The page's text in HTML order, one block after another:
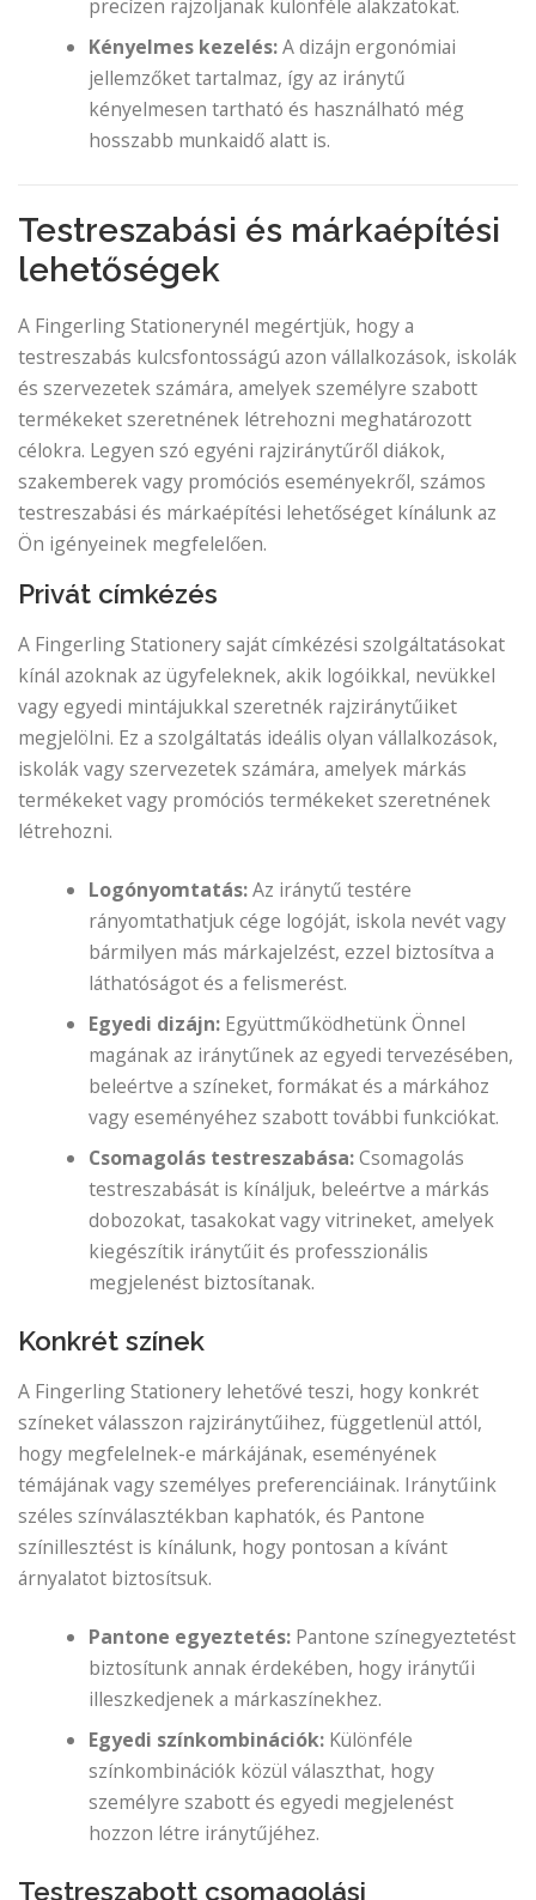
precízen rajzoljanak különféle alakzatokat.
Kényelmes kezelés:A dizájn ergonómiai
jellemzőket tartalmaz, így az iránytű
kényelmesen tartható és használható még
hosszabb munkaidő alatt is.
Testreszabási és márkaépítési
lehetőségek
A Fingerling Stationerynél megértjük, hogy a
testreszabás kulcsfontosságú azon vállalkozások, iskolák
és szervezetek számára, amelyek személyre szabott
termékeket szeretnének létrehozni meghatározott
célokra. Legyen szó egyéni rajziránytűről diákok,
szakemberek vagy promóciós eseményekről, számos
testreszabási és márkaépítési lehetőséget kínálunk az
Ön igényeinek megfelelően.
Privát címkézés
A Fingerling Stationery saját címkézési szolgáltatásokat
kínál azoknak az ügyfeleknek, akik logóikkal, nevükkel
vagy egyedi mintájukkal szeretnék rajziránytűiket
megjelölni. Ez a szolgáltatás ideális olyan vállalkozások,
iskolák vagy szervezetek számára, amelyek márkás
termékeket vagy promóciós termékeket szeretnének
létrehozni.
Logónyomtatás:Az iránytű testére
rányomtathatjuk cége logóját, iskola nevét vagy
bármilyen más márkajelzést, ezzel biztosítva a
láthatóságot és a felismerést.
Egyedi dizájn: Együttműködhetünk Önnel
magának az iránytűnek az egyedi tervezésében,
beleértve a színeket, formákat és a márkához
vagy eseményéhez szabott további funkciókat.
Csomagolás testreszabása:Csomagolás
testreszabását is kínáljuk, beleértve a márkás
dobozokat, tasakokat vagy vitrineket, amelyek
kiegészítik iránytűit és professzionális
megjelenést biztosítanak.
Konkrét színek
A Fingerling Stationery lehetővé teszi, hogy konkrét
színeket válasszon rajziránytűihez, függetlenül attól,
hogy megfelelnek-e márkájának, eseményének
témájának vagy személyes preferenciáinak. Iránytűink
széles színválasztékban kaphatók, és Pantone
színillesztést is kínálunk, hogy pontosan a kívánt
árnyalatot biztosítsuk.
Pantone egyeztetés: Pantone színegyeztetést
biztosítunk annak érdekében, hogy iránytűi
illeszkedjenek a márkaszínekhez.
Egyedi színkombinációk: Különféle
színkombinációk közül választhat, hogy
személyre szabott és egyedi megjelenést
hozzon létre iránytűjéhez.
Testreszabott csomagolási